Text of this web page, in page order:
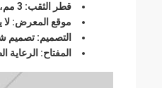
قطر الثقب: 3 مم، 5 مم، 8 مم ومصنوع حسب الطلب
موقع المعرض: لا
التصميم: تصميم
المفتاح: الرعاية